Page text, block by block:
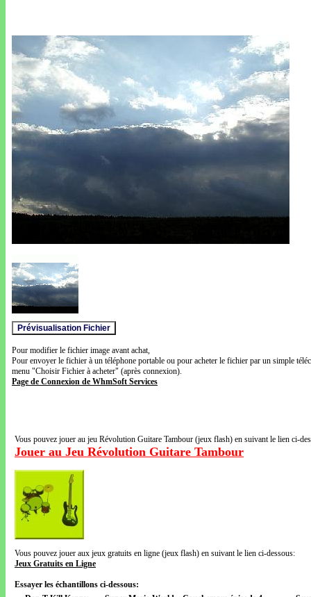
Pour modifier le fichier image avant achat,
Pour envoyer le fichier à un téléphone portable ou pour acheter le fichier par un simple
menu "Choisir Fichier à acheter" (après connexion).
Page de Connexion de WhmSoft Services
Vous pouvez jouer au jeu Révolution Guitare Tambour (jeux flash) en suivant le lien ci-
Jouer au Jeu Révolution Guitare Tambour
Vous pouvez jouer aux jeux gratuits en ligne (jeux flash) en suivant le lien ci-dessous:
Jeux Gratuits en Ligne
Essayer les échantillons ci-dessous: